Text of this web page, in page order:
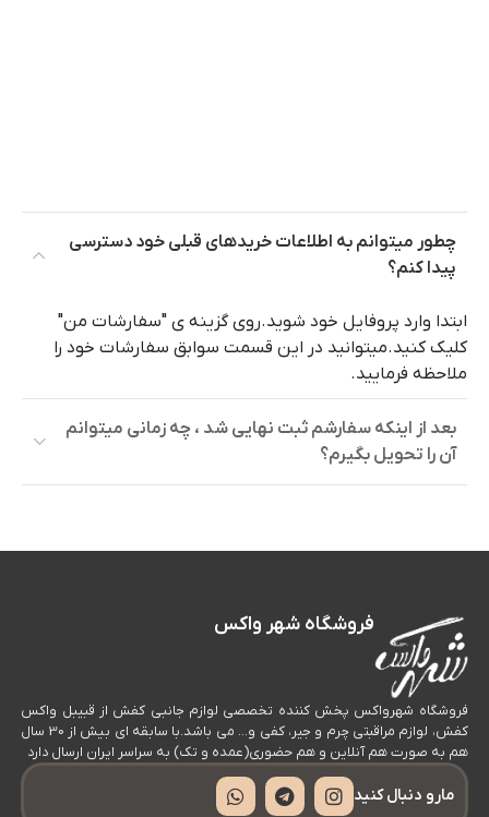
چطور میتوانم به اطلاعات خریدهای قبلی خود دسترسی
پیدا کنم؟
ابتدا وارد پروفایل خود شوید.روی گزینه ی "سفارشات من"
کلیک کنید.میتوانید در این قسمت سوابق سفارشات خود را
ملاحظه فرمایید.
بعد از اینکه سفارشم ثبت نهایی شد ، چه زمانی میتوانم
آن را تحویل بگیرم؟
فروشگاه شهر واکس
فروشگاه شهرواکس پخش کننده تخصصی لوازم جانبی کفش از قبیبل واکس
کفش، لوازم مراقبتی چرم و جیر، کفی و… می باشد.با سابقه ای بیش از 30 سال
هم به صورت هم آنلاین و هم حضوری(عمده و تک) به سراسر ایران ارسال دارد
مارو دنبال کنید